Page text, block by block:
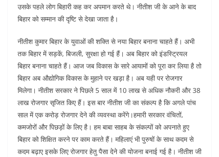
उसके पहले लोग बिहारी कह कर अपमान करते थे। नीतीश जी के आने के बाद
बिहार को सम्मान की दृष्टि से देखा जाता है।
नीतीश कुमार बिहार के युवाओं की शक्ति से नया बिहार बनाना चाहते हैं। अभी
तक बिहार में सड़कें, बिजली, सुरक्षा हो गई हैं। अब बिहार को इंडस्ट्रियल
बिहार बनाना चाहते हैं। आज जब विकास के सारे आयामों को पूरा कर लिया है तो
बिहार अब औद्योगिक विकास के मुहाने पर खड़ा है। अब यही पर रोजगार
मिलेगा। नीतीश सरकार ने पिछले 5 साल में 10 लाख से अधिक नौकरी और 38
लाख रोजगार सृजित किए हैं। इस बार नीतीश जी का संकल्प है कि अगले पांच
साल में एक करोड़ रोजगार देने की व्यवस्था करेंगे।हमारी सरकार वंचितों,
कमजोरों और पिछड़ों के लिए है। हम बाबा साहब के संकल्पों को अपनाते हुए
बिहार को शिक्षित करने पर काम करते हैं। महिलाएं भी पुरुषों के साथ कदम से
कदम बढ़ाए इसके लिए रोजगार हेतु पैसा देने की योजना बनाई गई है। नीतीश जी